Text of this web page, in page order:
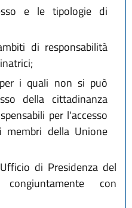
e le tipologie di
di responsabilità
i quali non si può
della cittadinanza
per l'accesso
della Unione
di Presidenza del
con